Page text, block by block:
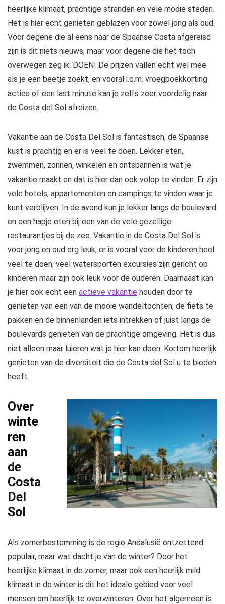
heerlijke klimaat, prachtige stranden en vele mooie steden.
Het is hier echt genieten geblazen voor zowel jong als oud.
Voor degene die al eens naar de Spaanse Costa afgereisd
zijn is dit niets nieuws, maar voor degene die het toch
overwegen zeg ik: DOEN! De prijzen vallen echt wel mee
als je een beetje zoekt, en vooral i.c.m. vroegboekkorting
acties of een last minute kan je zelfs zeer voordelig naar
de Costa del Sol afreizen.
Vakantie aan de Costa Del Sol is fantastisch, de Spaanse
kust is prachtig en er is veel te doen. Lekker eten,
zwemmen, zonnen, winkelen en ontspannen is wat je
vakantie maakt en dat is hier dan ook volop te vinden. Er zijn
vele hotels, appartementen en campings te vinden waar je
kunt verblijven. In de avond kun je lekker langs de boulevard
en een hapje eten bij een van de vele gezellige
restaurantjes bij de zee. Vakantie in de Costa Del Sol is
voor jong en oud erg leuk, er is vooral voor de kinderen heel
veel te doen, veel watersporten excursies zijn gericht op
kinderen maar zijn ook leuk voor de ouderen. Daarnaast kan
je hier ook echt een actieve vakantie houden door te
genieten van een van de mooie wandeltochten, de fiets te
pakken en de binnenlanden iets intrekken of juist langs de
boulevards genieten van de prachtige omgeving. Het is dus
niet alleen maar luieren wat je hier kan doen. Kortom heerlijk
genieten van de diversiteit die de Costa del Sol u te bieden
heeft.
Over
winte
ren
aan
de
Costa
Del
Sol
Als zomerbestemming is de regio Andalusië ontzettend
populair, maar wat dacht je van de winter? Door het
heerlijke klimaat in de zomer, maar ook een heerlijk mild
klimaat in de winter is dit het ideale gebied voor veel
mensen om heerlijk te overwinteren. Over het algemeen is